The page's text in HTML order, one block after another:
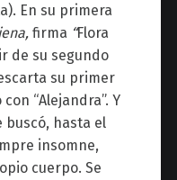
En su primera
firma “Flora
de su segundo
su primer
“Alejandra”. Y
buscó, hasta el
insomne,
cuerpo. Se